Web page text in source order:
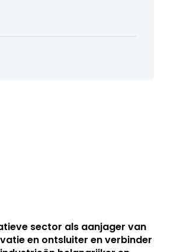
sector als aanjager van
en ontsluiter en verbinder